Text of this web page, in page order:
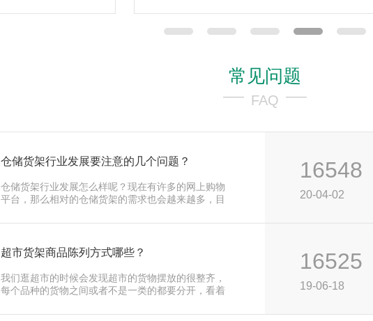
常见问题
FAQ
仓储货架行业发展要注意的几个问题？
仓储货架行业发展怎么样呢？现在有许多的网上购物
平台，那么相对的仓储货架的需求也会越来越多，目
16548
20-04-02
超市货架商品陈列方式哪些？
我们逛超市的时候会发现超市的货物摆放的很整齐，
每个品种的货物之间或者不是一类的都要分开，看着
16525
19-06-18